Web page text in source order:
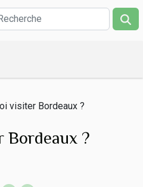
visiter Bordeaux ?
Bordeaux ?